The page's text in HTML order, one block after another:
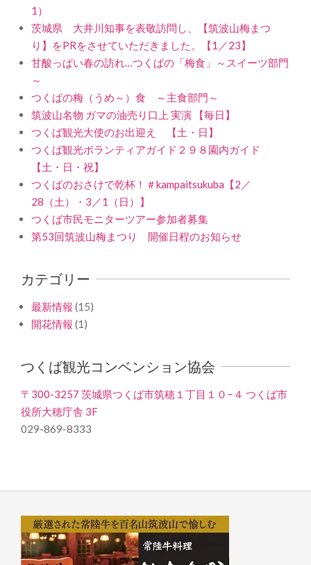
1）
茨城県 大井川知事を表敬訪問し、【筑波山梅まつ
り】をPRをさせていただきました。【1／23】
甘酸っぱい春の訪れ…つくばの「梅食」～スイーツ部門
～
つくばの梅（うめ～）食 ～主食部門～
筑波山名物 ガマの油売り口上 実演 【毎日】
つくば観光大使のお出迎え 【土・日】
つくば観光ボランティアガイド２９８園内ガイド
【土・日・祝】
つくばのおさけで乾杯！＃kampaitsukuba【2／
28（土）・3／1（日）】
つくば市民モニターツアー参加者募集
第53回筑波山梅まつり 開催日程のお知らせ
カテゴリー
最新情報 (15)
開花情報 (1)
つくば観光コンベンション協会
〒300-3257 茨城県つくば市筑穂１丁目１０−４ つくば市
役所大穂庁舎 3F
029-869-8333